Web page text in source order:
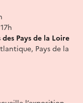
Pays de la Loire
Pays de la